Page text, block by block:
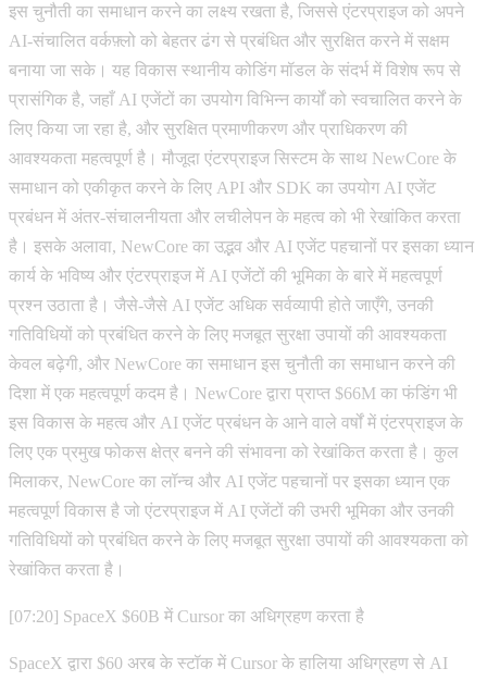
इस चुनौती का समाधान करने का लक्ष्य रखता है, जिससे एंटरप्राइज को अपने
AI-संचालित वर्कफ़्लो को बेहतर ढंग से प्रबंधित और सुरक्षित करने में सक्षम
बनाया जा सके। यह विकास स्थानीय कोडिंग मॉडल के संदर्भ में विशेष रूप से
प्रासंगिक है, जहाँ AI एजेंटों का उपयोग विभिन्न कार्यों को स्वचालित करने के
लिए किया जा रहा है, और सुरक्षित प्रमाणीकरण और प्राधिकरण की
आवश्यकता महत्वपूर्ण है। मौजूदा एंटरप्राइज सिस्टम के साथ NewCore के
समाधान को एकीकृत करने के लिए API और SDK का उपयोग AI एजेंट
प्रबंधन में अंतर-संचालनीयता और लचीलेपन के महत्व को भी रेखांकित करता
है। इसके अलावा, NewCore का उद्भव और AI एजेंट पहचानों पर इसका ध्यान
कार्य के भविष्य और एंटरप्राइज में AI एजेंटों की भूमिका के बारे में महत्वपूर्ण
प्रश्न उठाता है। जैसे-जैसे AI एजेंट अधिक सर्वव्यापी होते जाएँगे, उनकी
गतिविधियों को प्रबंधित करने के लिए मजबूत सुरक्षा उपायों की आवश्यकता
केवल बढ़ेगी, और NewCore का समाधान इस चुनौती का समाधान करने की
दिशा में एक महत्वपूर्ण कदम है। NewCore द्वारा प्राप्त $66M का फंडिंग भी
इस विकास के महत्व और AI एजेंट प्रबंधन के आने वाले वर्षों में एंटरप्राइज के
लिए एक प्रमुख फोकस क्षेत्र बनने की संभावना को रेखांकित करता है। कुल
मिलाकर, NewCore का लॉन्च और AI एजेंट पहचानों पर इसका ध्यान एक
महत्वपूर्ण विकास है जो एंटरप्राइज में AI एजेंटों की उभरी भूमिका और उनकी
गतिविधियों को प्रबंधित करने के लिए मजबूत सुरक्षा उपायों की आवश्यकता को
रेखांकित करता है।
[07:20] SpaceX $60B में Cursor का अधिग्रहण करता है
SpaceX द्वारा $60 अरब के स्टॉक में Cursor के हालिया अधिग्रहण से AI